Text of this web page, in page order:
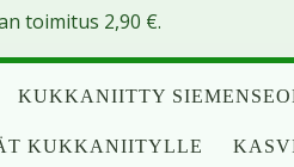
KUKKANIITTY
KUKKANIITYLLE
toimitus 2,90 €.